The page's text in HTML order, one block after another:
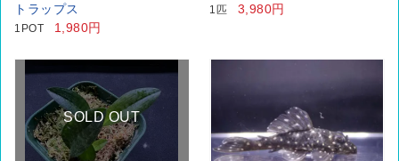
トラップス
1POT 1,980円
1匹 3,980円
SOLD OUT